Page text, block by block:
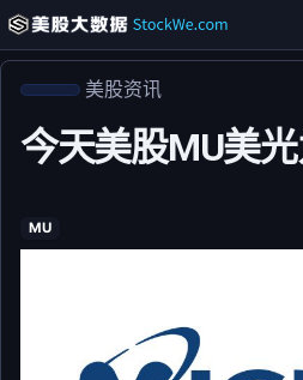
美股资讯
今天美股MU美
MU